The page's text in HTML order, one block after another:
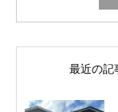
最近の記